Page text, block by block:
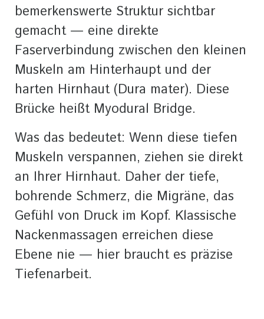
bemerkenswerte Struktur sichtbar
gemacht — eine direkte
Faserverbindung zwischen den kleinen
Muskeln am Hinterhaupt und der
harten Hirnhaut (Dura mater). Diese
Brücke heißt Myodural Bridge.
Was das bedeutet: Wenn diese tiefen
Muskeln verspannen, ziehen sie direkt
an Ihrer Hirnhaut. Daher der tiefe,
bohrende Schmerz, die Migräne, das
Gefühl von Druck im Kopf. Klassische
Nackenmassagen erreichen diese
Ebene nie — hier braucht es präzise
Tiefenarbeit.